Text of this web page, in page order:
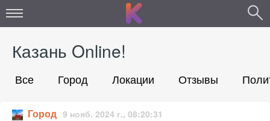
Казань Online!
Все Город Локации Отзывы
Город 9 нояб. 2024 г., 08:20:31